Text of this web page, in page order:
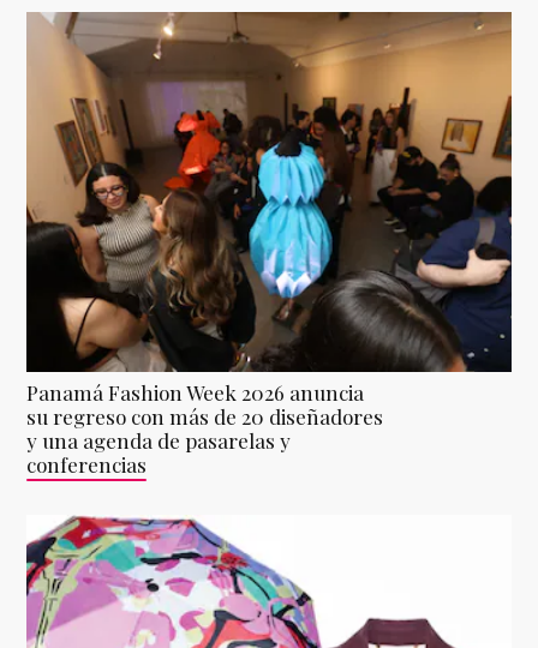
Panamá Fashion Week 2026 anuncia
su regreso con más de 20 diseñadores
y una agenda de pasarelas y
conferencias